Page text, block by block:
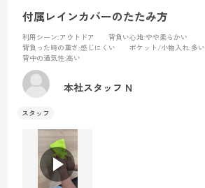
付属レインカバーのたたみ方
利用シーン:アウトドア 背負い心地:やや柔らかい
背負った時の重さ:感じにくい ポケット/小物入れ:多い
背中の通気性:高い
本社スタッフ N